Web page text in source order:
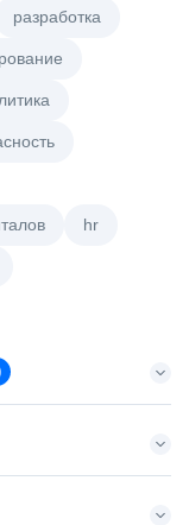
разработка
hr
продаж)